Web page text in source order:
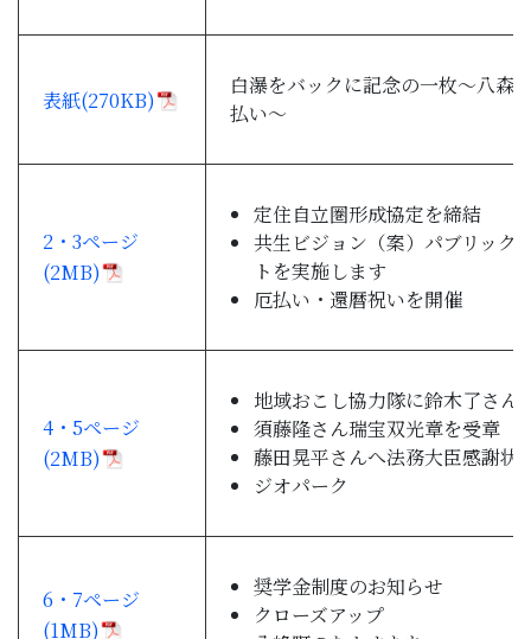
ビジネス・産業
行政情報
表紙(270KB)
白瀑をバックに記念の一枚～八森
払い～
2・3ページ
(2MB)
定住自立圏形成協定を締結
共生ビジョン（案）パブリック
トを実施します
厄払い・還暦祝いを開催
4・5ページ
(2MB)
地域おこし協力隊に鈴木了さん
須藤隆さん瑞宝双光章を受章
藤田晃平さんへ法務大臣感謝状
ジオパーク
6・7ページ
(1MB)
奨学金制度のお知らせ
クローズアップ